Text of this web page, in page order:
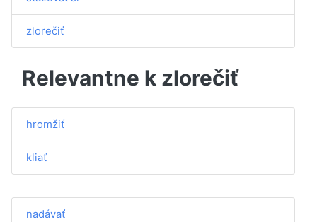
zlorečiť
Relevantne k zlorečiť
hromžiť
kliať
nadávať